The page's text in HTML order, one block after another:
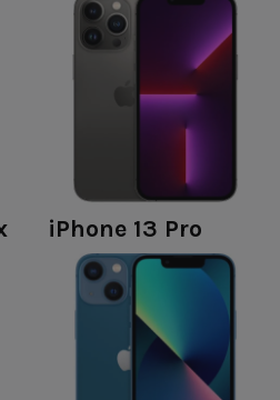
iPhone 13 Pro